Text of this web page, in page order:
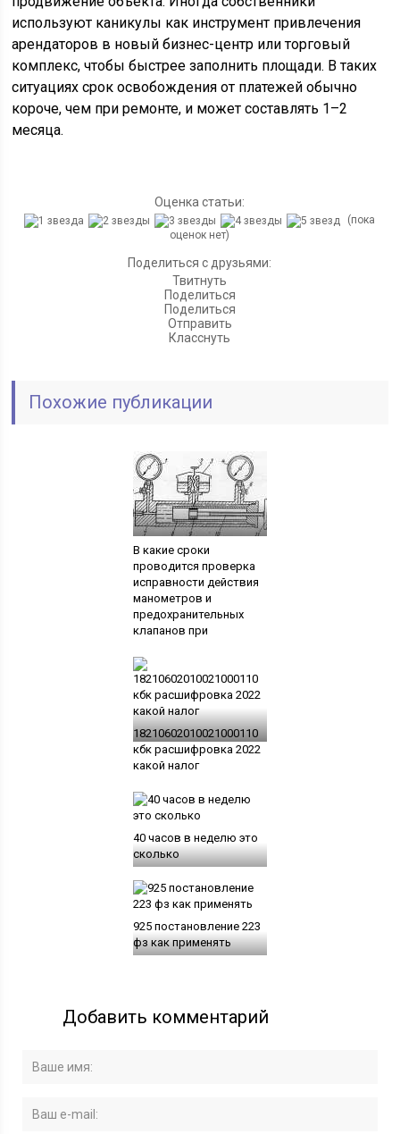
используют каникулы как инструмент привлечения
арендаторов в новый бизнес-центр или торговый
комплекс, чтобы быстрее заполнить площади. В таких
ситуациях срок освобождения от платежей обычно
короче, чем при ремонте, и может составлять 1–2
месяца.
Оценка статьи:
(пока
оценок нет)
Поделиться с друзьями:
Твитнуть
Поделиться
Поделиться
Отправить
Класснуть
Похожие публикации
В какие сроки
проводится проверка
исправности действия
манометров и
предохранительных
клапанов при
18210602010021000110
кбк расшифровка 2022
какой налог
40 часов в неделю это
сколько
925 постановление 223
фз как применять
Добавить комментарий